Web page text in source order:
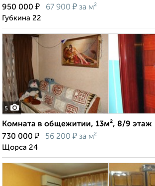
950 000 ₽ 67 900 ₽ за м²
Губкина 22
5
Комната в общежитии, 13м², 8/9 этаж
730 000 ₽ 56 200 ₽ за м²
Щорса 24